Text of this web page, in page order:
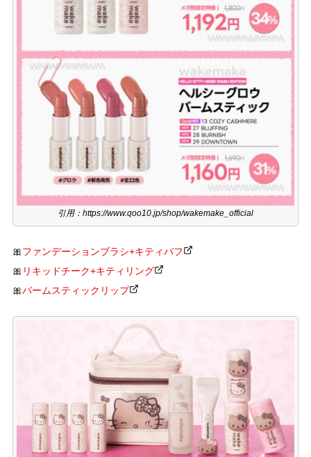
引用：https://www.qoo10.jp/shop/wakemake_official
🎀 ファンデーションブラシ+キティパフ
🎀 リキッドチーク+キティリング
🎀バームスティックリップ